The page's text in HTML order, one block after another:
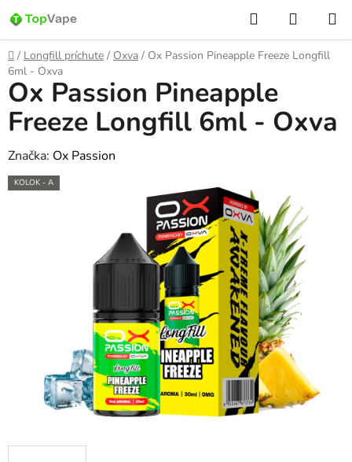
na
obsah
Hľadať
KOŠÍK
Domov
/ Longfill príchute / Oxva / Ox Passion Pineapple Freeze Longfill
6ml - Oxva
Ox Passion Pineapple
Freeze Longfill 6ml - Oxva
Značka: Ox Passion
KOLOK - A